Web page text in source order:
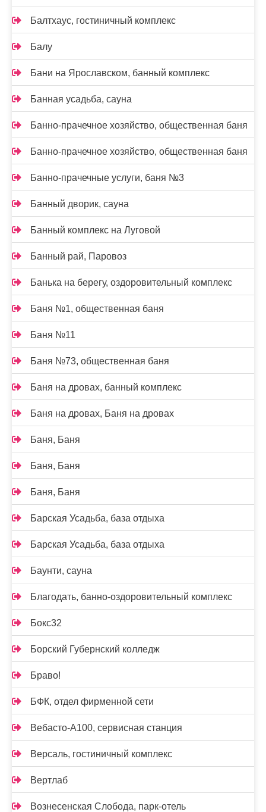
Балтхаус, гостиничный комплекс
Балу
Бани на Ярославском, банный комплекс
Банная усадьба, сауна
Банно-прачечное хозяйство, общественная баня
Банно-прачечное хозяйство, общественная баня
Банно-прачечные услуги, баня №3
Банный дворик, сауна
Банный комплекс на Луговой
Банный рай, Паровоз
Банька на берегу, оздоровительный комплекс
Баня №1, общественная баня
Баня №11
Баня №73, общественная баня
Баня на дровах, банный комплекс
Баня на дровах, Баня на дровах
Баня, Баня
Баня, Баня
Баня, Баня
Барская Усадьба, база отдыха
Барская Усадьба, база отдыха
Баунти, сауна
Благодать, банно-оздоровительный комплекс
Бокс32
Борский Губернский колледж
Браво!
БФК, отдел фирменной сети
Вебасто-А100, сервисная станция
Версаль, гостиничный комплекс
Вертлаб
Вознесенская Слобода, парк-отель